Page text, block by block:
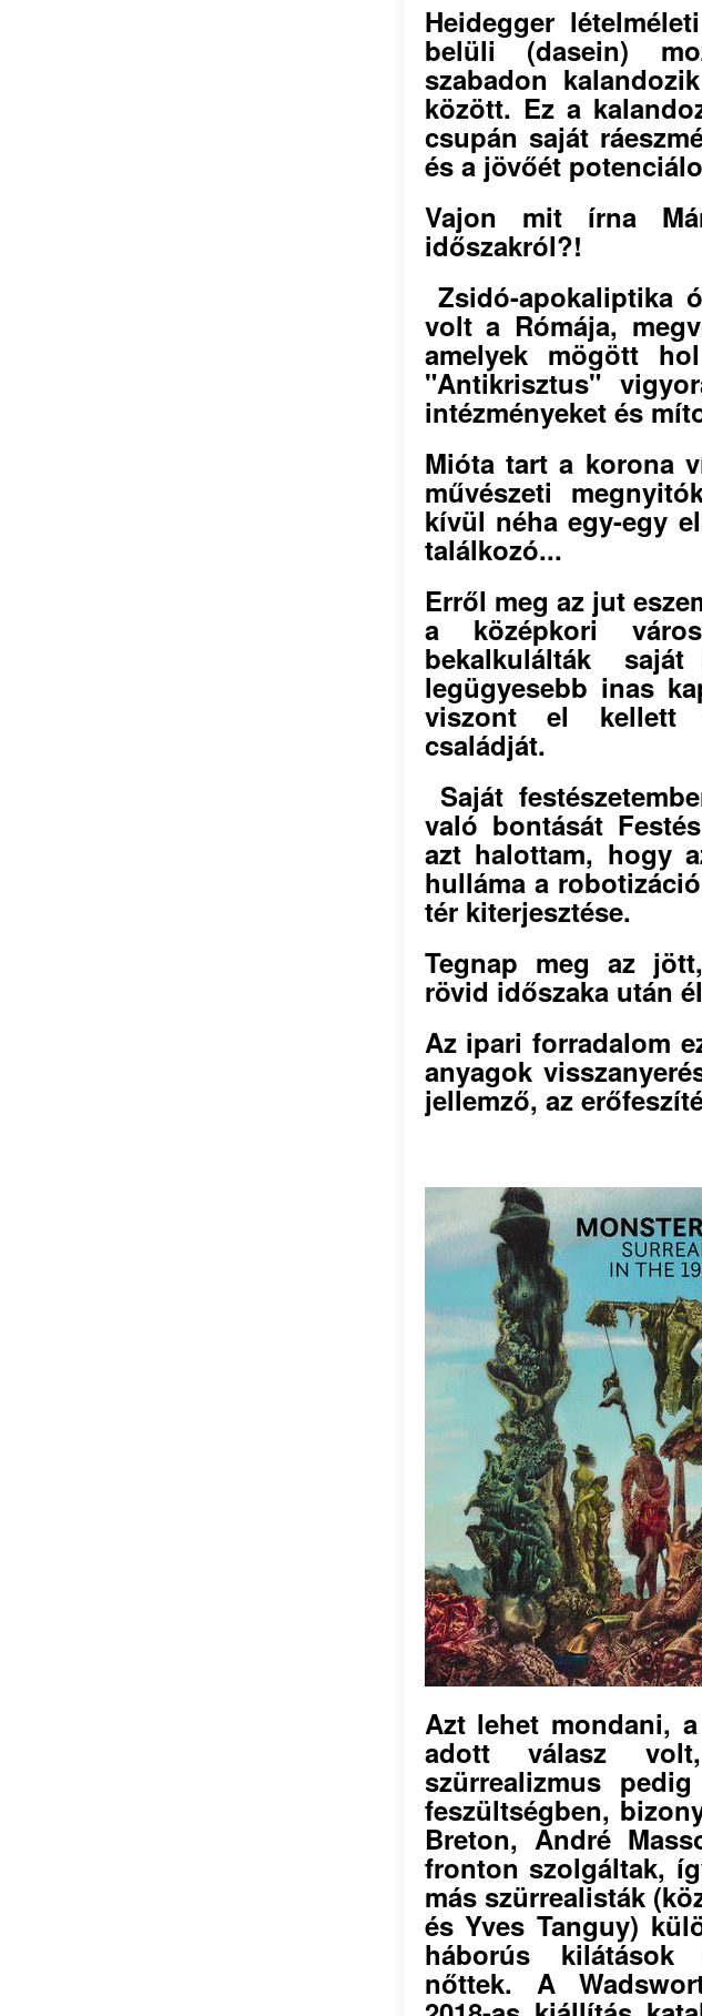
Heidegger
belüli (dasein)
szabadon
között. Ez a
csupán saját
és a jövőét
Vajon mit írna
időszakról?!
Zsidó-apokaliptika
volt a Rómája,
amelyek mögött
"Antikrisztus"
intézményeket és
Mióta tart a korona
művészeti
kívül néha egy-egy
találkozó...
Erről meg az jut
a középkori
bekalkulálták saját
legügyesebb inas
viszont el kellett
családját.
Saját
való bontását
azt halottam, hogy
hulláma a
tér kiterjesztése.
Tegnap meg az
rövid időszaka után
Az ipari forradalom
anyagok
jellemző, az
Azt lehet mondani,
adott válasz
szürrealizmus
feszültségben,
Breton, André
fronton szolgáltak,
más szürrealisták
és Yves Tanguy)
háborús kilátások
nőttek. A